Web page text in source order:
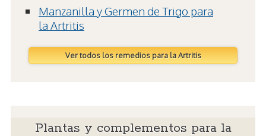
Manzanilla y Germen de Trigo para
la Artritis
Ver todos los remedios para la Artritis
Plantas y complementos para la